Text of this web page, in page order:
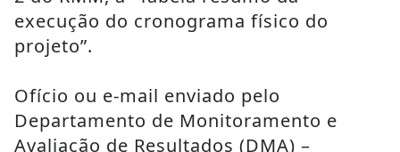
execução do cronograma físico do
projeto”.
Ofício ou e-mail enviado pelo
Departamento de Monitoramento e
Avaliação de Resultados (DMA) –